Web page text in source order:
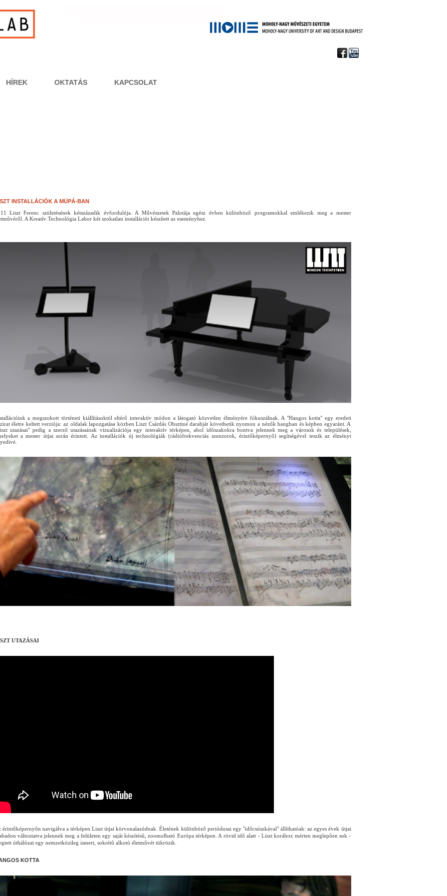
HÍREK OKTATÁS KAPCSOLAT
INSTALLÁCIÓK A MÜPÁ-BAN
Liszt Ferenc születésének kétszázadik évfordulója. A Művészetek Palotája egész évben különböző programokkal emlékezik meg a mester
A Kreatív Technológia Labor két szokatlan installációt készített az eseményhez.
ink a megszokott történeti kiállításoktól eltérő interaktív módon a látogató közvetlen élményére fókuszálnak. A "Hangos kotta" egy eredeti
életre keltett verziója: az oldalak lapozgatása közben Liszt Csárdás Obsztiné darabját követhetik nyomon a nézők hangban és képben egyaránt. A
utazásai" pedig a szerző utazásainak vizualizációja egy interaktív térképen, ahol időszakokra bontva jelennek meg a városok és települések,
a mester útjai során érintett. Az installációk új technológiák (rádiófrekvenciás szenzorok, érintőképernyő) segítségével teszik az élményt
UTAZÁSAI
érintőképernyőn navigálva a térképen Liszt útjai körvonalazódnak. Életének különböző periódusai egy "időcsúszkával" állíthatóak: az egyes évek útjai
változtatva jelennek meg a felületen egy saját készítésű, zoomolható Európa térképen. A rövid idő alatt - Liszt korához mérten meglepően sok -
úthálózat egy nemzetközileg ismert, sokrétű alkotó életművét tükrözik.
KOTTA